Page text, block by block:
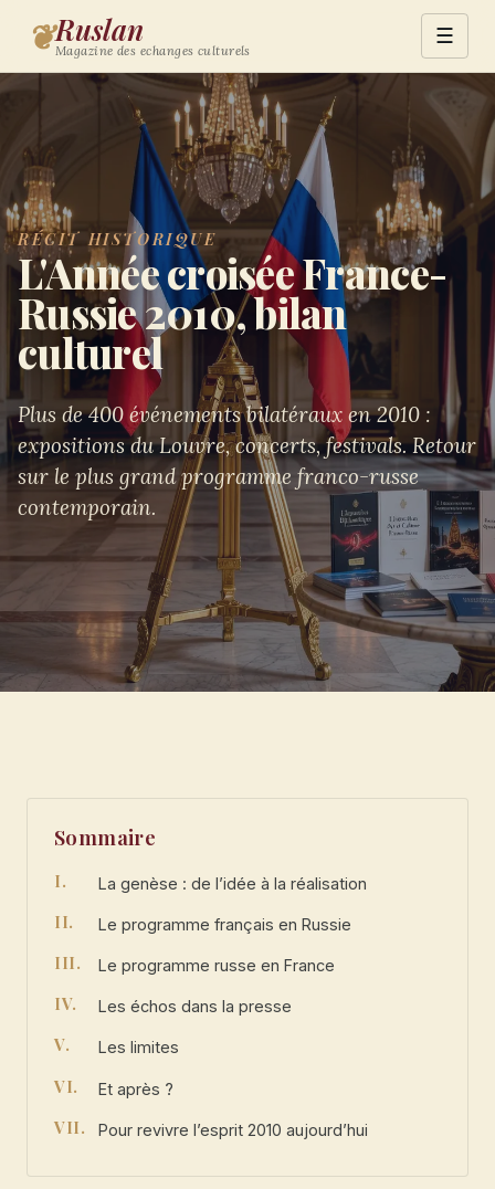
❦Ruslan
Magazine des echanges culturels
☰
RÉCIT HISTORIQUE
L'Année croisée France-
Russie 2010, bilan
culturel
Plus de 400 événements bilatéraux en 2010 :
expositions du Louvre, concerts, festivals. Retour
sur le plus grand programme franco-russe
contemporain.
Sommaire
La genèse : de l’idée à la réalisation
Le programme français en Russie
Le programme russe en France
Les échos dans la presse
Les limites
Et après ?
Pour revivre l’esprit 2010 aujourd’hui